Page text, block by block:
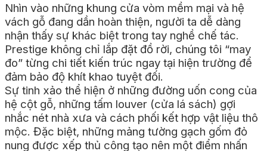
Nhìn vào những khung cửa vòm mềm mại và hệ
vách gỗ đang dần hoàn thiện, người ta dễ dàng
nhận thấy sự khác biệt trong tay nghề chế tác.
Prestige không chỉ lắp đặt đồ rời, chúng tôi “may
đo” từng chi tiết kiến trúc ngay tại hiện trường để
đảm bảo độ khít khao tuyệt đối.
Sự tinh xảo thể hiện ở những đường uốn cong của
hệ cột gỗ, những tấm louver (cửa lá sách) gợi
nhắc nét nhà xưa và cách phối kết hợp vật liệu thô
mộc. Đặc biệt, những mảng tường gạch gốm đỏ
nung được xếp thủ công tạo nên một điểm nhấn